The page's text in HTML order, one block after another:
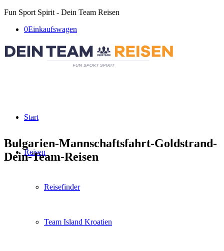
Fun Sport Spirit - Dein Team Reisen
0Einkaufswagen
Start
Reisen
Reisefinder
Team Island Kroatien
Bulgarien-Mannschaftsfahrt-Goldstrand-
Dein-Team-Reisen